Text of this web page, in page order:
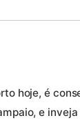
hoje, é
e